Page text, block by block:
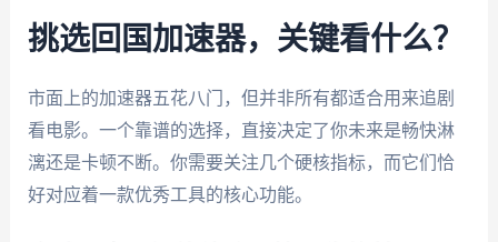
挑选回国加速器，关键看什么？
市面上的加速器五花八门，但并非所有都适合用来追剧
看电影。一个靠谱的选择，直接决定了你未来是畅快淋
漓还是卡顿不断。你需要关注几个硬核指标，而它们恰
好对应着一款优秀工具的核心功能。